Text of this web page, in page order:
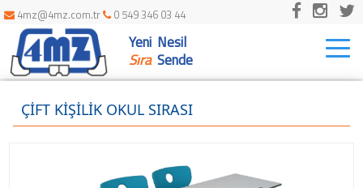
4mz@4mz.com.tr 0 549 346 03 44
Yeni Nesil
SıraSende
ÇİFT KİŞİLİK OKUL SIRASI